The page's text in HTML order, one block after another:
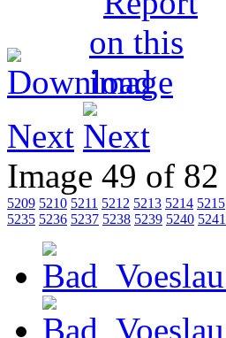
Next
Image 49 of 82
5209 5210 5211 5212 5213 5214 5215
5235 5236 5237 5238 5239 5240 5241